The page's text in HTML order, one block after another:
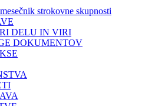
strokovne skupnosti
DELU IN VIRI
DOKUMENTOV